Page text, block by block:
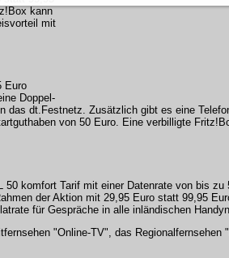
kann
mit
Euro
Doppel-
dt.Festnetz. Zusätzlich gibt es eine
von 50 Euro. Eine verbilligte
50 komfort Tarif mit einer Datenrate von bis
der Aktion mit 29,95 Euro statt 99,95
für Gespräche in alle inländischen
"Online-TV", das